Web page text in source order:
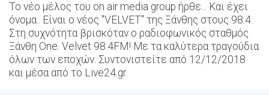
Το νέο μέλος του on air media group ήρθε... Και έχει
όνομα.. Είναι ο νέος "VELVET" της Ξάνθης στους 98.4.
Στη συχνότητα βρισκόταν ο ραδιοφωνικός σταθμός
Ξάνθη Οne. Velvet 98.4FM! Με τα καλύτερα τραγούδια
όλων των εποχών. Συντονιστείτε από 12/12/2018
και μέσα από το Live24.gr.